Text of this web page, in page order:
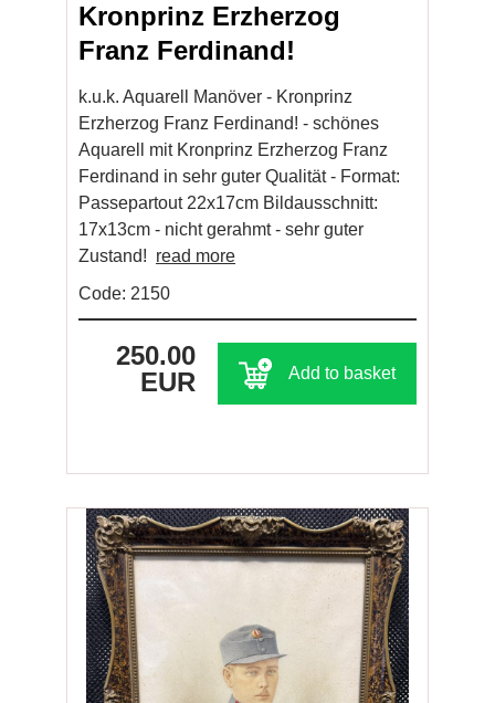
Kronprinz Erzherzog
Franz Ferdinand!
k.u.k. Aquarell Manöver - Kronprinz
Erzherzog Franz Ferdinand! - schönes
Aquarell mit Kronprinz Erzherzog Franz
Ferdinand in sehr guter Qualität - Format:
Passepartout 22x17cm Bildausschnitt:
17x13cm - nicht gerahmt - sehr guter
Zustand! read more
Code: 2150
250.00
EUR
Add to basket